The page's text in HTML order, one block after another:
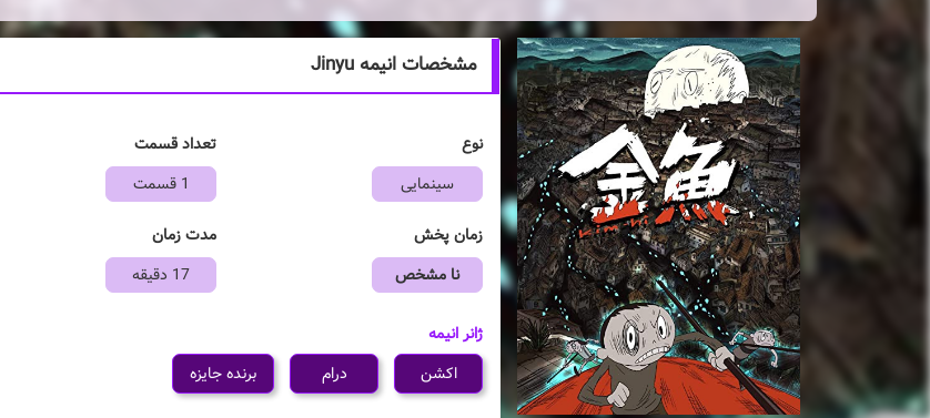
مشخصات انیمه Jinyu
نوع
سینمایی
تعداد قسمت
1 قسمت
زمان پخش
نا مشخص
مدت زمان
17 دقیقه
ژانر انیمه
اکشن
درام برنده جایزه